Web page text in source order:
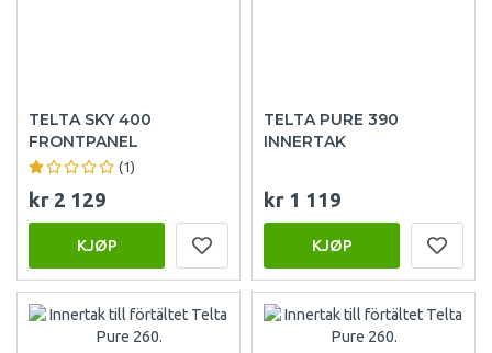
TELTA SKY 400
FRONTPANEL
(1)
kr 2 129
KJØP
TELTA PURE 390
INNERTAK
kr 1 119
KJØP